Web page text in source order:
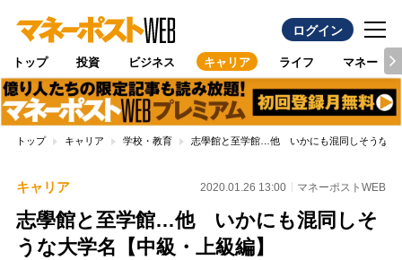
ログイン
トップ 投資 ビジネス キャリア ライフ マネー
トップ キャリア 学校・教育 志學館と至学館…他 いかにも混同しそうな大
キャリア 2020.01.26 13:00 マネーポストWEB
志學館と至学館…他 いかにも混同しそ
うな大学名【中級・上級編】